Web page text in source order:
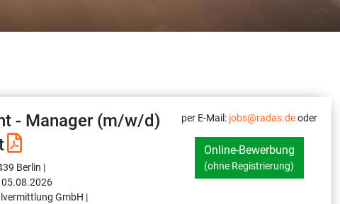
- Manager (m/w/d)
Berlin |
05.08.2026
GmbH |
per E-Mail: jobs@radas.deoder
Online-Bewerbung
(ohne Registrierung)